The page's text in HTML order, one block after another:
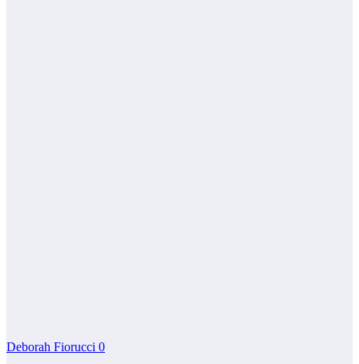
Deborah Fiorucci 0